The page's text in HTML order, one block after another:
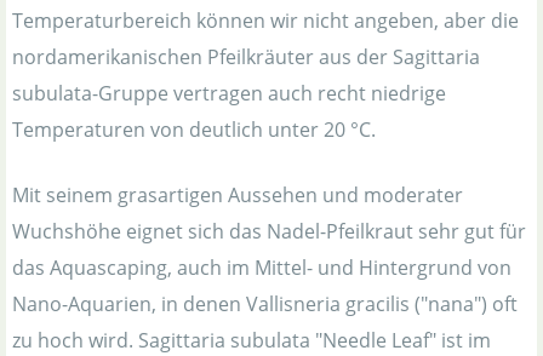
Temperaturbereich können wir nicht angeben, aber die
nordamerikanischen Pfeilkräuter aus der Sagittaria
subulata-Gruppe vertragen auch recht niedrige
Temperaturen von deutlich unter 20 °C.
Mit seinem grasartigen Aussehen und moderater
Wuchshöhe eignet sich das Nadel-Pfeilkraut sehr gut für
das Aquascaping, auch im Mittel- und Hintergrund von
Nano-Aquarien, in denen Vallisneria gracilis ("nana") oft
zu hoch wird. Sagittaria subulata "Needle Leaf" ist im